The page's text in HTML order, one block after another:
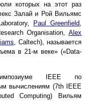
которых на этот раз
Залай и Рой Вильямс
Paul Greenfield,
Organisation, Alex
, Caltech), называется
в 21-м веке» («Data-
IEEE по
вычислениям (7th IEEE
Computing) Вильям